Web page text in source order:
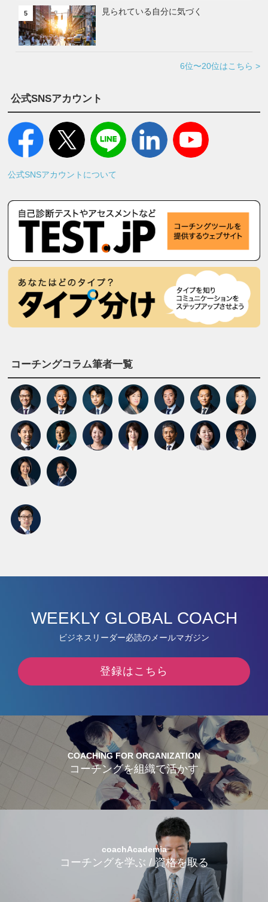
5 見られている自分に気づく
6位〜20位はこちら >
公式SNSアカウント
公式SNSアカウントについて
コーチングコラム筆者一覧
WEEKLY GLOBAL COACH
ビジネスリーダー必読のメールマガジン
登録はこちら
COACHING FOR ORGANIZATION
コーチングを組織で活かす
coachAcademia
コーチングを学ぶ / 資格を取る